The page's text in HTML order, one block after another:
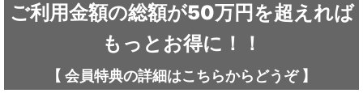
outdoor element / アウトドアエレメント
AKLIMA / アクリマ
ご利用金額の総額が50万円を超えれば
もっとお得に！！
【 会員特典の詳細はこちらから どうぞ】